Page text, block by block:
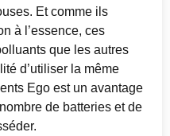
Et comme ils
à l’essence, ces
que les autres
d’utiliser la même
Ego est un avantage
de batteries et de